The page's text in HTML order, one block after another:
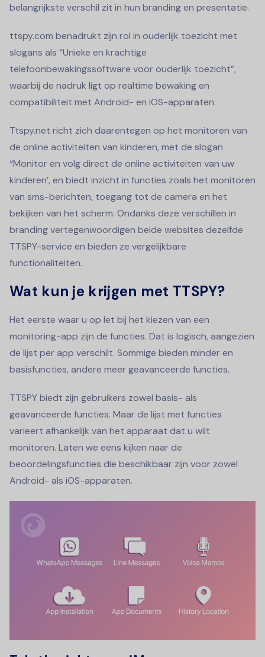
belangrijkste verschil zit in hun branding en presentatie.
ttspy.com benadrukt zijn rol in ouderlijk toezicht met
slogans als “Unieke en krachtige
telefoonbewakingssoftware voor ouderlijk toezicht”,
waarbij de nadruk ligt op realtime bewaking en
compatibiliteit met Android- en iOS-apparaten.
Ttspy.net richt zich daarentegen op het monitoren van
de online activiteiten van kinderen, met de slogan
“Monitor en volg direct de online activiteiten van uw
kinderen’, en biedt inzicht in functies zoals het monitoren
van sms-berichten, toegang tot de camera en het
bekijken van het scherm. Ondanks deze verschillen in
branding vertegenwoordigen beide websites dezelfde
TTSPY-service en bieden ze vergelijkbare
functionaliteiten.
Wat kun je krijgen met TTSPY?
Het eerste waar u op let bij het kiezen van een
monitoring-app zijn de functies. Dat is logisch, aangezien
de lijst per app verschilt. Sommige bieden minder en
basisfuncties, andere meer geavanceerde functies.
TTSPY biedt zijn gebruikers zowel basis- als
geavanceerde functies. Maar de lijst met functies
varieert afhankelijk van het apparaat dat u wilt
monitoren. Laten we eens kijken naar de
beoordelingsfuncties die beschikbaar zijn voor zowel
Android- als iOS-apparaten.